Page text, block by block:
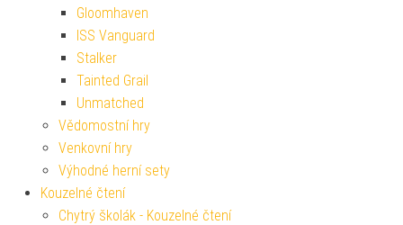
Gloomhaven
ISS Vanguard
Stalker
Tainted Grail
Unmatched
Vědomostní hry
Venkovní hry
Výhodné herní sety
Kouzelné čtení
Chytrý školák - Kouzelné čtení